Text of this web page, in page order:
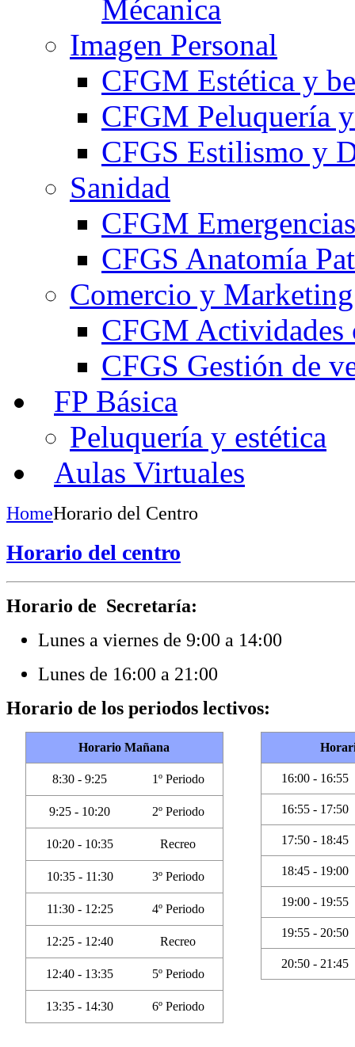
Mécanica
Imagen Personal
CFGM Estética y
CFGM Peluquería
CFGS Estilismo y
Sanidad
CFGM
CFGS Anatomía
Comercio y Marketing
CFGM Actividades
CFGS Gestión de
FP Básica
Peluquería y estética
Aulas Virtuales
HomeHorario del Centro
Horario del centro
Horario de Secretaría:
Lunes a viernes de 9:00 a 14:00
Lunes de 16:00 a 21:00
Horario de los periodos lectivos:
Horario Mañana
8:30 - 9:25 1º Periodo
9:25 - 10:20 2º Periodo
10:20 - 10:35 Recreo
10:35 - 11:30 3º Periodo
11:30 - 12:25 4º Periodo
12:25 - 12:40 Recreo
12:40 - 13:35 5º Periodo
13:35 - 14:30 6º Periodo
16:00 - 16:55
16:55 - 17:50
17:50 - 18:45
18:45 - 19:00
19:00 - 19:55
19:55 - 20:50
20:50 - 21:45